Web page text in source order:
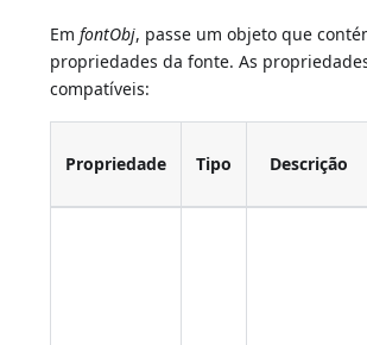
EmfontObj, passe um objeto que
propriedades da fonte. As
compatíveis:
Propriedade Tipo Descrição